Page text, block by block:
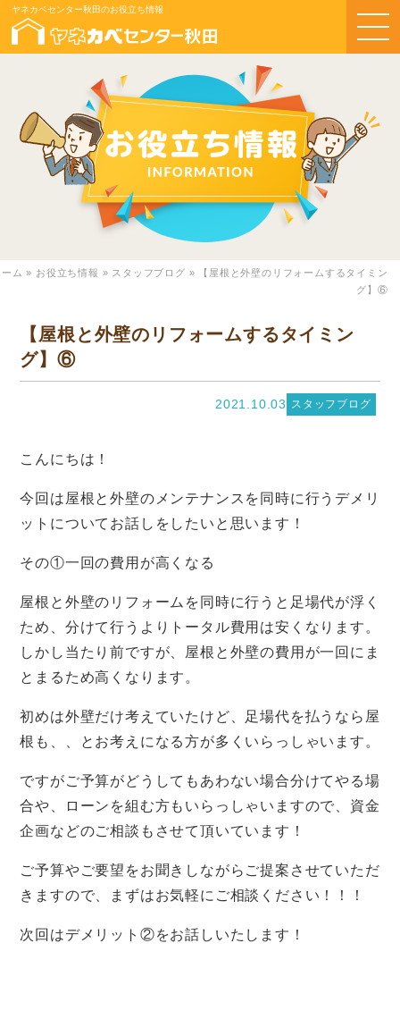
ヤネカベセンター秋田のお役立ち情報
ム » お役立ち情報 » スタッフブログ »
【屋根と外壁のリフォームするタイミン
グ】⑥
【屋根と外壁のリフォームするタイミン
グ】⑥
2021.10.03 スタッフブログ
こんにちは！
今回は屋根と外壁のメンテナンスを同時に行うデメリ
ットについてお話しをしたいと思います！
その①一回の費用が高くなる
屋根と外壁のリフォームを同時に行うと足場代が浮く
ため、分けて行うよりトータル費用は安くなります。
しかし当たり前ですが、屋根と外壁の費用が一回にま
とまるため高くなります。
初めは外壁だけ考えていたけど、足場代を払うなら屋
根も、、とお考えになる方が多くいらっしゃいます。
ですがご予算がどうしてもあわない場合分けてやる場
合や、ローンを組む方もいらっしゃいますので、資金
企画などのご相談もさせて頂いています！
ご予算やご要望をお聞きしながらご提案させていただ
きますので、まずはお気軽にご相談ください！！！
次回はデメリット②をお話しいたします！